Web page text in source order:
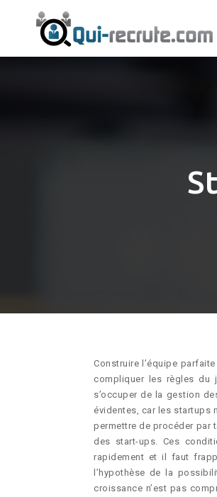
Construire l’équipe
compliquer les règles du
s’occuper de la gestion
évidentes, car les startups
permettre de procéder par
des start-ups. Ces
rapidement et il faut
l’hypothèse de la
croissance n’est pas